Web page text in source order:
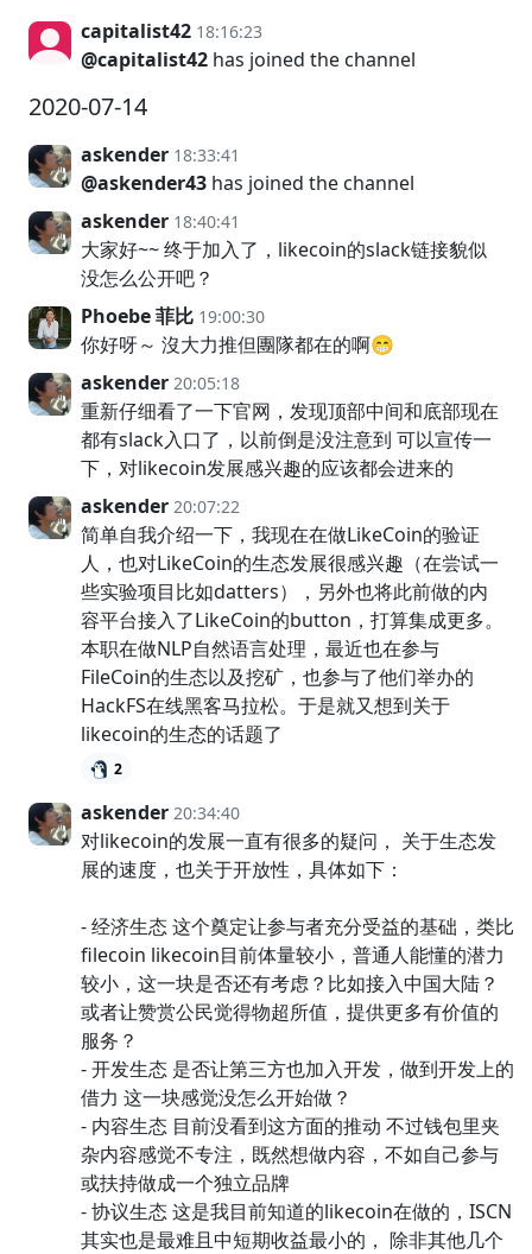
capitalist42 18:16:23
@capitalist42 has joined the channel
2020-07-14
askender 18:33:41
@askender43 has joined the channel
askender 18:40:41
大家好~~ 终于加入了，likecoin的slack链接貌似
没怎么公开吧？
Phoebe 菲比 19:00:30
你好呀～ 沒大力推但團隊都在的啊😁
askender 20:05:18
重新仔细看了一下官网，发现顶部中间和底部现在
都有slack入口了，以前倒是没注意到 可以宣传一
下，对likecoin发展感兴趣的应该都会进来的
askender 20:07:22
简单自我介绍一下，我现在在做LikeCoin的验证
人，也对LikeCoin的生态发展很感兴趣（在尝试一
些实验项目比如datters），另外也将此前做的内
容平台接入了LikeCoin的button，打算集成更多。
本职在做NLP自然语言处理，最近也在参与
FileCoin的生态以及挖矿，也参与了他们举办的
HackFS在线黑客马拉松。于是就又想到关于
likecoin的生态的话题了
2
askender 20:34:40
对likecoin的发展一直有很多的疑问， 关于生态发
展的速度，也关于开放性，具体如下：
- 经济生态 这个奠定让参与者充分受益的基础，类比
filecoin likecoin目前体量较小，普通人能懂的潜力
较小，这一块是否还有考虑？比如接入中国大陆？
或者让赞赏公民觉得物超所值，提供更多有价值的
服务？
- 开发生态 是否让第三方也加入开发，做到开发上的
借力 这一块感觉没怎么开始做？
- 内容生态 目前没看到这方面的推动 不过钱包里夹
杂内容感觉不专注，既然想做内容，不如自己参与
或扶持做成一个独立品牌
- 协议生态 这是我目前知道的likecoin在做的，ISCN
其实也是最难且中短期收益最小的， 除非其他几个